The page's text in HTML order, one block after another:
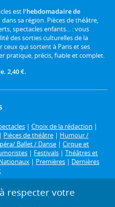
est l'hebdomadaire de
dans sa région. Pièces de théâtre,
spectacles enfants... : vous
des sorties culturelles de la
ceux qui sortent à Paris et ses
pratique, précis, fiable et complet.
2,40 €.
| Choix de la rédaction |
| Pièces de théâtre | Humour /
Ballet / Danse | Cirque et
| Festivals | Théâtres et
| Premières | Dernières
mois
respecter votre